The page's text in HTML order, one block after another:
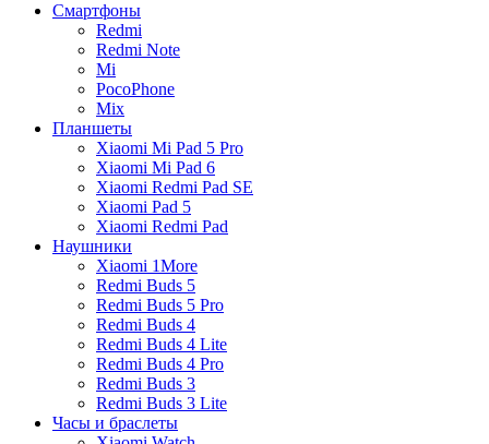
Смартфоны
Redmi
Redmi Note
Mi
PocoPhone
Mix
Планшеты
Xiaomi Mi Pad 5 Pro
Xiaomi Mi Pad 6
Xiaomi Redmi Pad SE
Xiaomi Pad 5
Xiaomi Redmi Pad
Наушники
Xiaomi 1More
Redmi Buds 5
Redmi Buds 5 Pro
Redmi Buds 4
Redmi Buds 4 Lite
Redmi Buds 4 Pro
Redmi Buds 3
Redmi Buds 3 Lite
Часы и браслеты